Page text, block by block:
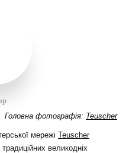
Головна фотографія: Teuscher
мережі Teuscher
великодніх